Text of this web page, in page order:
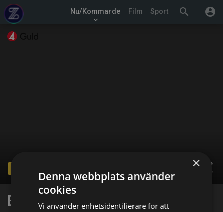
search account_circle
Nu/Kommande
keyboard_arrow_down
Film Sport
share
Beverly Hills
×
Denna webbplats använder
cookies
Vi använder enhetsidentifierare för att